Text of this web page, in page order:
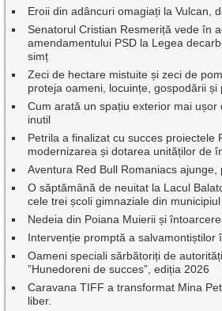
Eroii din adâncuri omagiați la Vulcan,
Senatorul Cristian Resmeriță vede în
amendamentului PSD la Legea
simț
Zeci de hectare mistuite și zeci de
proteja oameni, locuințe, gospodării și
Cum arată un spațiu exterior mai
inutil
Petrila a finalizat cu succes proiectele
modernizarea și dotarea unităților de
Aventura Red Bull Romaniacs
O săptămână de neuitat la Lacul
cele trei școli gimnaziale din
Nedeia din Poiana Muierii și
Intervenție promptă a salvamontiștilor
Oameni speciali sărbătoriți de
”Hunedoreni de succes”, ediția 2026
Caravana TIFF a transformat Mina
liber.